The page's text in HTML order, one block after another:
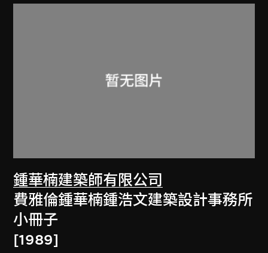
鍾華楠建築師有限公司
費雅倫鍾華楠鍾浩文建築設計事務所
小冊子
[1989]